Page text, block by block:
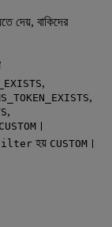
দেয়, বাকিদের
,
,
,
CUSTOM ।
হয় CUSTOM ।